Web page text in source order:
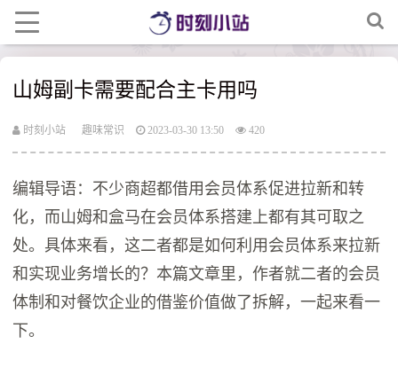
​山姆副卡需要配合主卡用吗
时刻小站 趣味常识 2023-03-30 13:50 420
编辑导语：不少商超都借用会员体系促进拉新和转
化，而山姆和盒马在会员体系搭建上都有其可取之
处。具体来看，这二者都是如何利用会员体系来拉新
和实现业务增长的？本篇文章里，作者就二者的会员
体制和对餐饮企业的借鉴价值做了拆解，一起来看一
下。